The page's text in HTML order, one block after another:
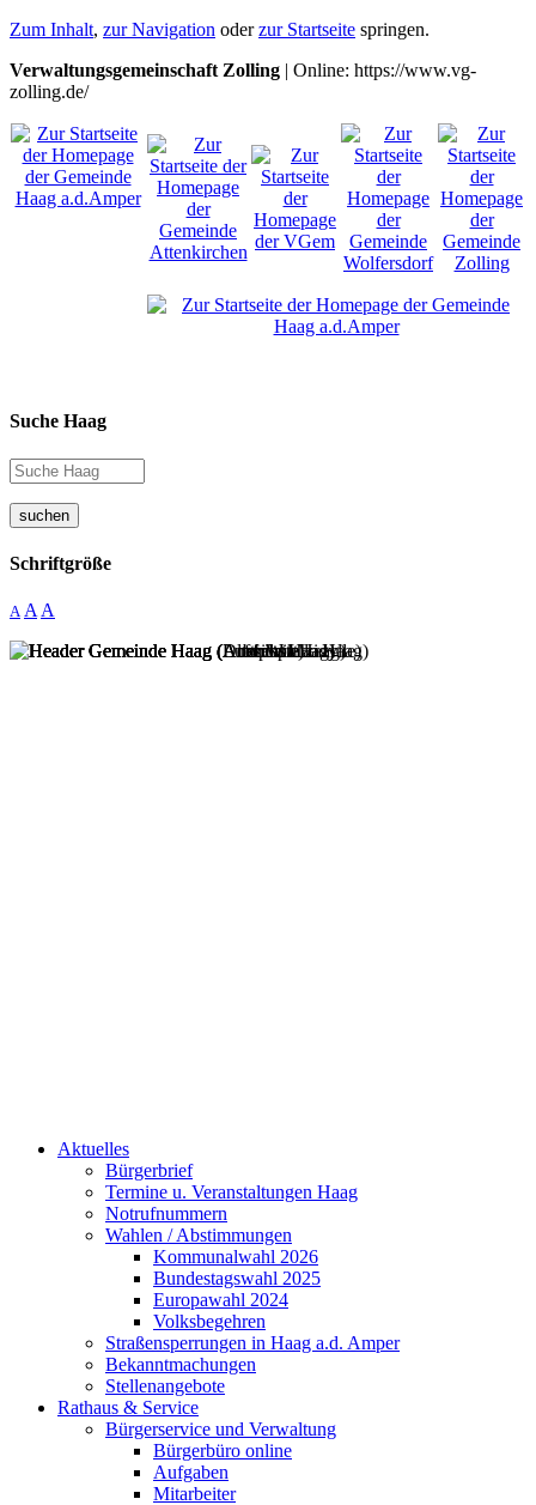
Zum Inhalt, zur Navigation oderzur Startseite springen.
Verwaltungsgemeinschaft Zolling | Online: https://www.vg-
zolling.de/
Suche Haag
suchen
Schriftgröße
A A A
Aktuelles
Bürgerbrief
Termine u. Veranstaltungen Haag
Notrufnummern
Wahlen / Abstimmungen
Kommunalwahl 2026
Bundestagswahl 2025
Europawahl 2024
Volksbegehren
Straßensperrungen in Haag a.d. Amper
Bekanntmachungen
Stellenangebote
Rathaus & Service
Bürgerservice und Verwaltung
Bürgerbüro online
Aufgaben
Mitarbeiter